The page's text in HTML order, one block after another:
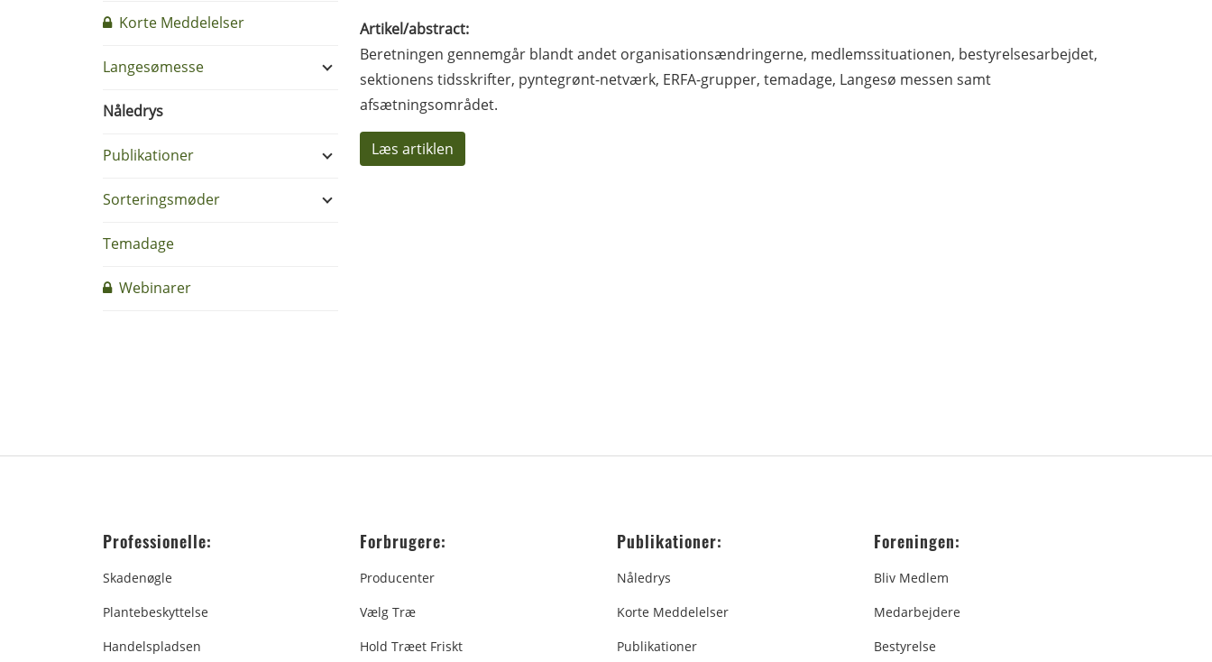
Korte Meddelelser
Langesømesse
Nåledrys
Publikationer
Sorteringsmøder
Temadage
Webinarer
Artikel/abstract:
Beretningen gennemgår blandt andet organisationsændringerne, medlemssituationen, bestyrelsesarbejdet,
sektionens tidsskrifter, pyntegrønt-netværk, ERFA-grupper, temadage, Langesø messen samt
afsætningsområdet.
Læs artiklen
Professionelle:
Skadenøgle
Plantebeskyttelse
Handelspladsen
Forbrugere:
Producenter
Vælg Træ
Hold Træet Friskt
Publikationer:
Nåledrys
Korte Meddelelser
Publikationer
Foreningen:
Bliv Medlem
Medarbejdere
Bestyrelse